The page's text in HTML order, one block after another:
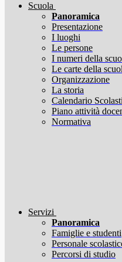
Scuola
Panoramica
Presentazione
I luoghi
Le persone
I numeri della
Le carte della
Organizzazione
La storia
Calendario
Piano attività
Normativa
Servizi
Panoramica
Famiglie e studenti
Personale
Percorsi di studio